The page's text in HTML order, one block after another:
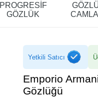
PROGRESİF
GÖZLÜK
Yetkili Satıcı
Emporio
Gözlüğü